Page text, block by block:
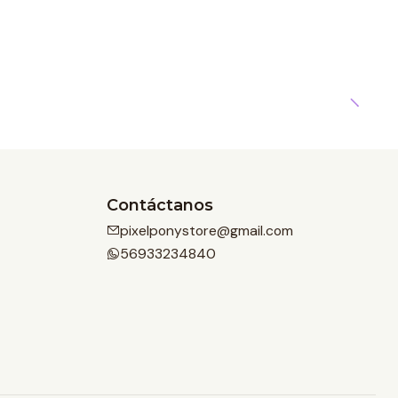
Contáctanos
pixelponystore@gmail.com
56933234840